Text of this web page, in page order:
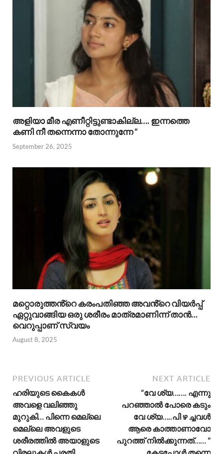
അളിയാ മീര എണീറ്റിട്ടുണ്ടാകില്ല…. ഇന്നത്തെ
കണി നീ തന്നെന്നാ തോന്നുന്നേ “
September 26, 2025
മറ്റൊരുത്തൻ്റെ കരംപതിഞ്ഞ അവൻ്റെ വിയർപ്പ്
ഏറ്റുവാങ്ങിയ ഒരു ശരീരം മാത്രമാണിന്ന് താൻ…
വെറുപ്പാണ് സ്വയം
August 8, 2025
PREVIOUS ARTICLE
ഹരിയുടെ കൈകൾ
അവളെ വലിഞ്ഞു
മുറുകി… പിന്നെ മെല്ലെ
മെല്ലെ അവളുടെ
ശരീരത്തിൽ അയാളുടെ
NEXT ARTICLE
“വേ ശ്യ……. എന്നു
പറഞ്ഞാൽ പോരെ കടും
വേ ശ്യ…..പി ഴ ച്ചവൾ
ആരെ കാത്താണാവോ
പുറത്ത് നിൽക്കുന്നത്…… ”